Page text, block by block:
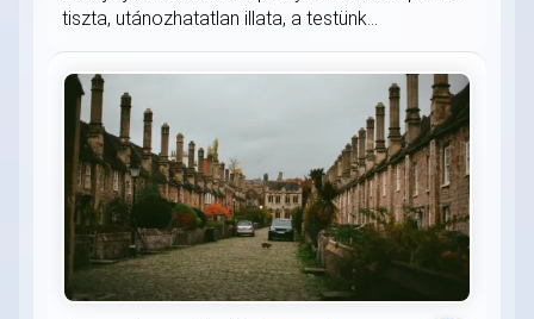
tiszta, utánozhatatlan illata, a testünk...